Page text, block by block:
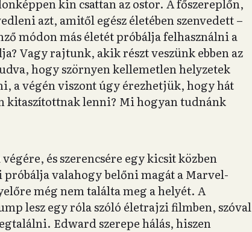
kin csattan az ostor. A főszereplőn,
azt, amitől egész életében szenvedett –
módon más életét próbálja felhasználni a
Vagy rajtunk, akik részt veszünk ebben az
hogy szörnyen kellemetlen helyzetek
a végén viszont úgy érezhetjük, hogy hát
kitaszítottnak lenni? Mi hogyan tudnánk
és szerencsére egy kicsit közben
próbálja valahogy belőni magát a Marvel-
még nem találta meg a helyét. A
lesz egy róla szóló életrajzi filmben, szóval
Edward szerepe hálás, hiszen